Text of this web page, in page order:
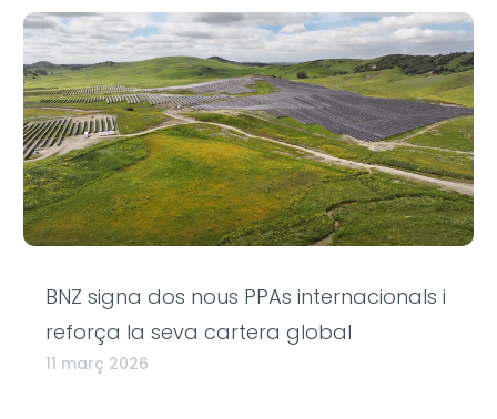
BNZ signa dos nous PPAs internacionals i
reforça la seva cartera global
11 març 2026